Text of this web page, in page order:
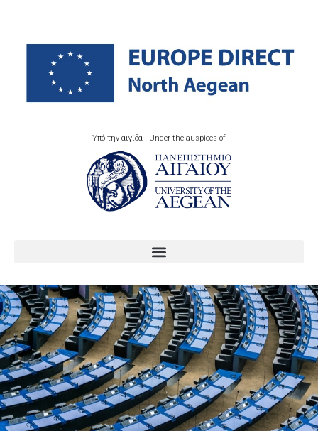
Υπό την αιγίδα | Under the auspices of